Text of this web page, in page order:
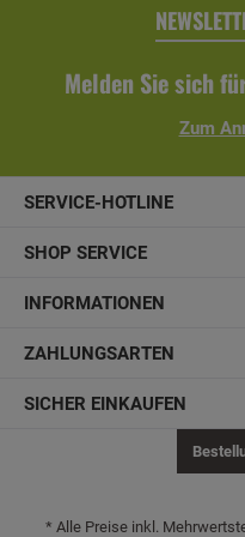
Aufbauanleitung.
Konstruktionsvollholz,
Balkonschalung: 1,9 x 12
Aufschraubstütze-
gelieferter Profilbretter-
Melden Sie sich
Zum
SERVICE-HOTLINE
SHOP SERVICE
INFORMATIONEN
ZAHLUNGSARTEN
SICHER EINKAUFEN
* Alle Preise inkl.